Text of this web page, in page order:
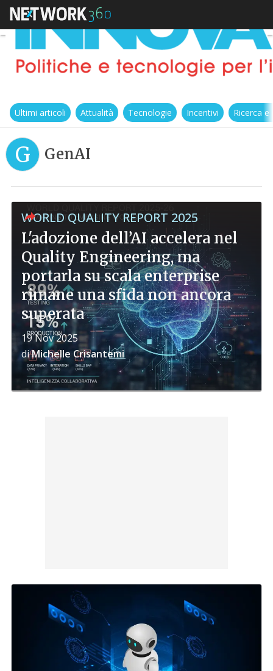
Ultimi articoli Attualità Tecnologie Incentivi Ricerca
G GenAI
WORLD QUALITY REPORT 2025
L'adozione dell’AI accelera nel
Quality Engineering, ma
portarla su scala enterprise
rimane una sfida non ancora
superata
19 Nov 2025
diMichelle Crisantemi